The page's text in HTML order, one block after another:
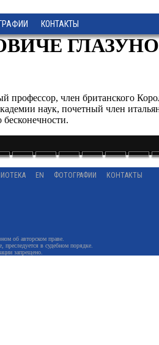
КОНТАКТЫ
член британского
наук, почетный член
EN ФОТОГРАФИИ КОНТАКТЫ
об авторском праве.
в судебном порядке.
запрещено.